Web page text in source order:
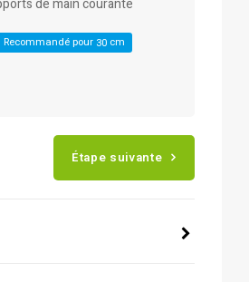
de main courante
Recommandé pour 30 cm
Étape suivante